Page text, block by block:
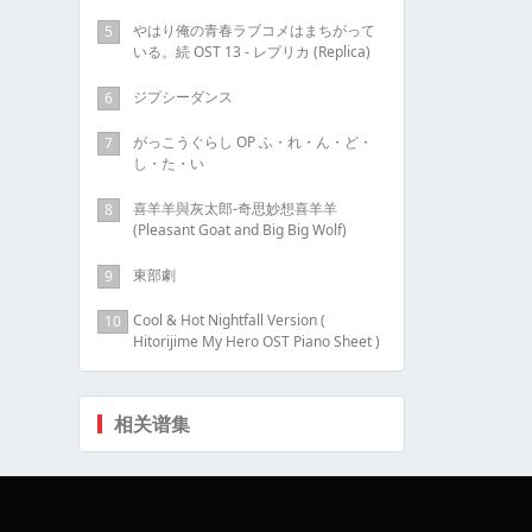
5
やはり俺の青春ラブコメはまちがって
いる。続 OST 13 - レプリカ (Replica)
6 ジプシーダンス
7
がっこうぐらし OP ふ・れ・ん・ど・
し・た・い
8
喜羊羊與灰太郎-奇思妙想喜羊羊
(Pleasant Goat and Big Big Wolf)
9 東部劇
10
Cool & Hot Nightfall Version (
Hitorijime My Hero OST Piano Sheet )
相关谱集